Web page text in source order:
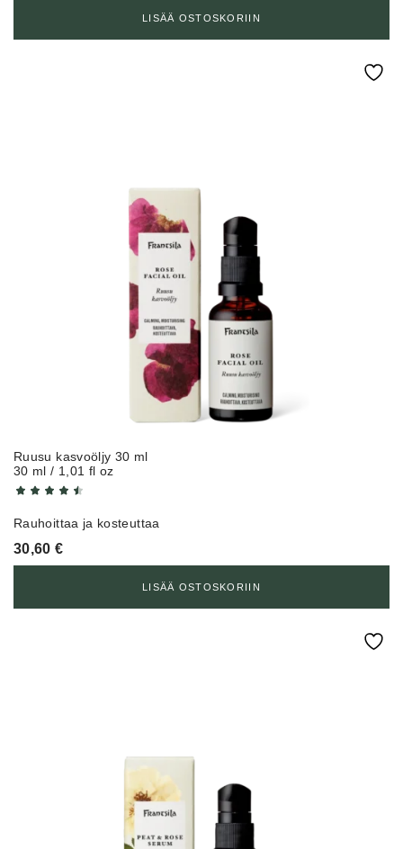
LISÄÄ OSTOSKORIIN
Ruusu kasvoöljy 30 ml
30 ml / 1,01 fl oz
Rauhoittaa ja kosteuttaa
30,60€
LISÄÄ OSTOSKORIIN